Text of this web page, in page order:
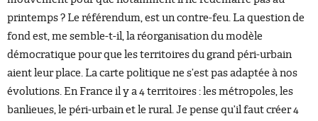
printemps ? Le référendum, est un contre-feu. La question de
fond est, me semble-t-il, la réorganisation du modèle
démocratique pour que les territoires du grand péri-urbain
aient leur place. La carte politique ne s’est pas adaptée à nos
évolutions. En France il y a 4 territoires : les métropoles, les
banlieues, le péri-urbain et le rural. Je pense qu’il faut créer 4